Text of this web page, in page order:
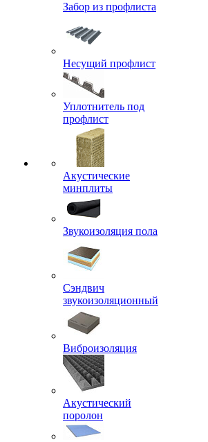
Забор из профлиста
Несущий профлист
Уплотнитель под
профлист
Акустические
минплиты
Звукоизоляция пола
Сэндвич
звукоизоляционный
Виброизоляция
Акустический
поролон